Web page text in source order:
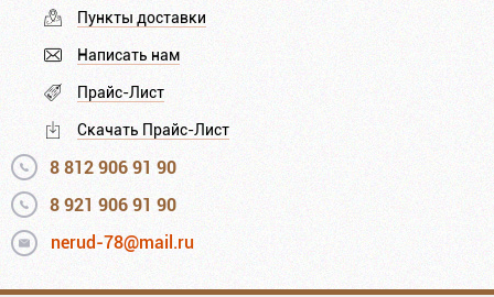
Пункты доставки
Написать нам
Прайс-Лист
Скачать Прайс-Лист
8 812 906 91 90
8 921 906 91 90
nerud-78@mail.ru